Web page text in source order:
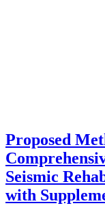
Proposed
Seismic
with